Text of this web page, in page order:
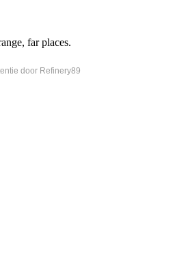
far places.
door Refinery89